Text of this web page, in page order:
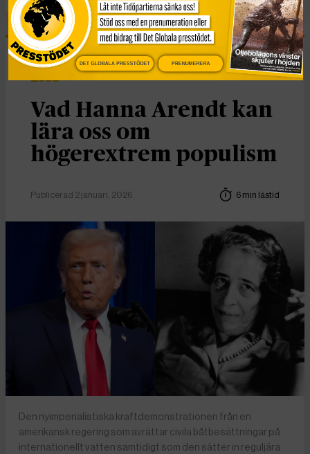
Essä
Vad Hanna Arendt kan
lära oss om
högerextrem populism
Publicerad 2 januari, 2026 6 min lästid
Den nyimperialistiska kraftdemonstrationen från en
amerikansk regering som avrättar civila båtbesättningar på
internationellt vatten samtidigt som den sätter in reguljära
DET GLOBALA PRESSTÖDET PRENUMERERA